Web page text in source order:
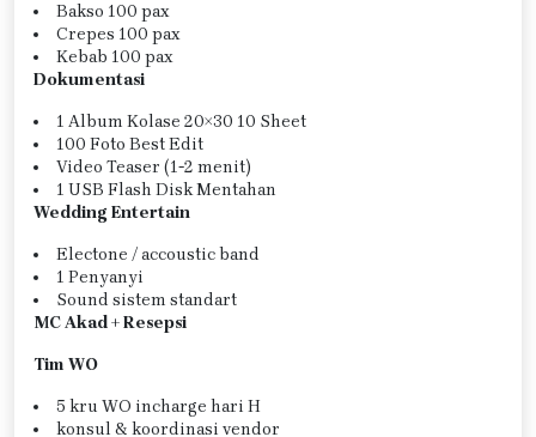
Bakso 100 pax
Crepes 100 pax
Kebab 100 pax
Dokumentasi
1 Album Kolase 20×30 10 Sheet
100 Foto Best Edit
Video Teaser (1-2 menit)
1 USB Flash Disk Mentahan
Wedding Entertain
Electone / accoustic band
1 Penyanyi
Sound sistem standart
MC Akad + Resepsi
Tim WO
5 kru WO incharge hari H
konsul & koordinasi vendor